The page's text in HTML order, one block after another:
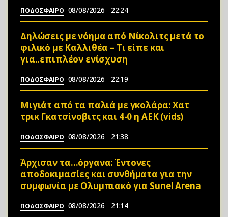
ΠΟΔΟΣΦΑΙΡΟ 08/08/2026 22:24
Δηλώσεις με νόημα από Νίκολιτς μετά το
φιλικό με Καλλιθέα – Τι είπε και
για..επιπλέον ενίσχυση
ΠΟΔΟΣΦΑΙΡΟ 08/08/2026 22:19
Μιγιάτ από τα παλιά με γκολάρα: Χατ
τρικ Γκατσίνοβιτς και 4-0 η ΑΕΚ (vids)
ΠΟΔΟΣΦΑΙΡΟ 08/08/2026 21:38
Άρχισαν τα…όργανα: Έντονες
αποδοκιμασίες και συνθήματα για την
συμφωνία με Ολυμπιακό για Sunel Arena
ΠΟΔΟΣΦΑΙΡΟ 08/08/2026 21:14